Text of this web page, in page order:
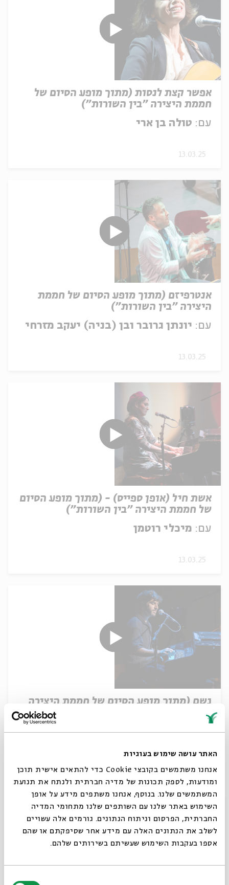
האתר עושה שימוש בעוגיות
אנחנו משתמשים בקובצי Cookie כדי להתאים אישית תוכן
ומודעות, לספק תכונות של מדיה חברתית ולנתח את תנועת
המשתמשים שלנו. בנוסף, אנחנו משתפים מידע על אופן
השימוש באתר שלנו עם השותפים שלנו מתחומי המדיה
החברתית, הפרסום וניתוח הנתונים. גורמים אלה עשויים
לשלב את הנתונים האלה עם מידע אחר שסיפקתם או שהם
אספו בעקבות השימוש שעשיתם בשירותים שלהם.
אפשר קצת לנסות (מתוך מופע הסיום של
חממת היצירה "בין השורות")
עם: טולה בן ארי
13.03.25
אנטרפיזם (מתוך מופע הסיום של חממת
היצירה "בין השורות")
עם: יונתן גרובר ובן (בניה) יעקב מזרחי
13.03.25
אשת חיל (אופן ספייס) - (מתוך מופע הסיום
של חממת היצירה "בין השורות")
עם: מיכלי רוטמן
13.03.25
גשם (מתוך מופע הסיום של חממת היצירה
"בין השורות")
עם: אבימאיר צור
סגור